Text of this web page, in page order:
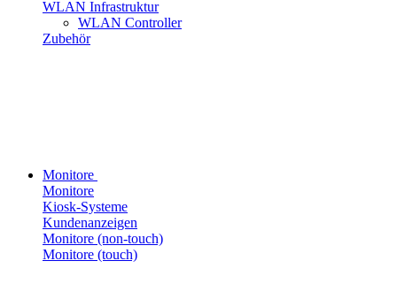
WLAN Infrastruktur
WLAN Controller
Zubehör
Monitore
Monitore
Kiosk-Systeme
Kundenanzeigen
Monitore (non-touch)
Monitore (touch)